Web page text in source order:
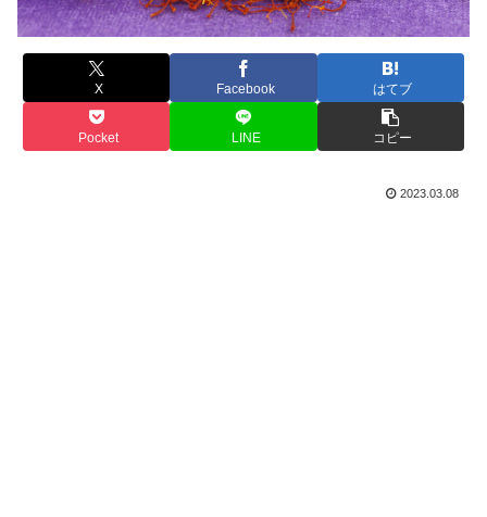
X Facebook はてブ
Pocket LINE コピー
2023.03.08